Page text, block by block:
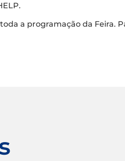
a programação da Feira.